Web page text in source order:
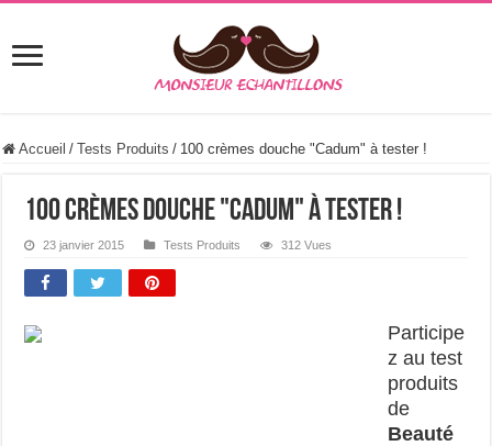
Accueil / Tests Produits / 100 crèmes douche "Cadum" à tester !
100 crèmes douche "Cadum" à tester !
23 janvier 2015 Tests Produits 312 Vues
Participe
z au test
produits
de
Beauté